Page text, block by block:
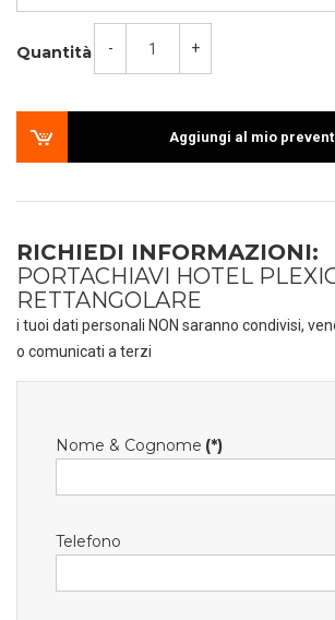
Quantità - +
Aggiungi al mio
RICHIEDI INFORMAZIONI:
PORTACHIAVI HOTEL
RETTANGOLARE
i tuoi dati personali NON saranno condivisi,
o comunicati a terzi
Nome & Cognome (*)
Telefono